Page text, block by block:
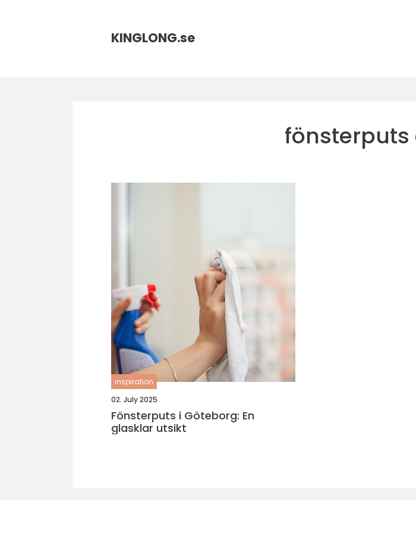
KINGLONG.se
inspiration
02. July 2025
Fönsterputs i Göteborg: En
glasklar utsikt